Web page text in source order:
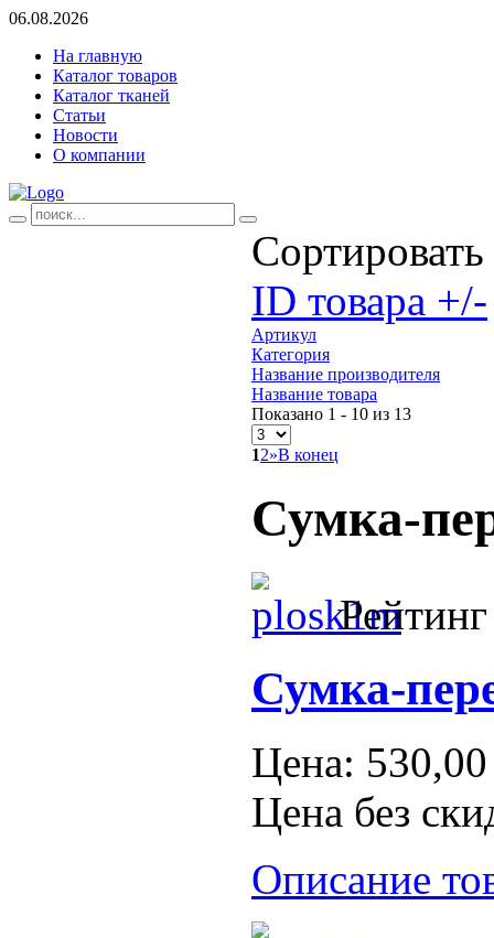
06.08.2026
На главную
Каталог товаров
Каталог тканей
Статьи
Новости
О компании
ID товара +/-
Артикул
Категория
Название производителя
Название товара
Показано 1 - 10 из 13
12»В конец
Сумка-
Сумка-
Цена:
Цена без
Описание